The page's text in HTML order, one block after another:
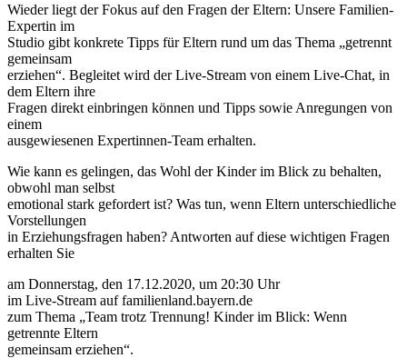
Wieder liegt der Fokus auf den Fragen der Eltern: Unsere Familien-
Expertin im
Studio gibt konkrete Tipps für Eltern rund um das Thema „getrennt
gemeinsam
erziehen“. Begleitet wird der Live-Stream von einem Live-Chat, in
dem Eltern ihre
Fragen direkt einbringen können und Tipps sowie Anregungen von
einem
ausgewiesenen Expertinnen-Team erhalten.
Wie kann es gelingen, das Wohl der Kinder im Blick zu behalten,
obwohl man selbst
emotional stark gefordert ist? Was tun, wenn Eltern unterschiedliche
Vorstellungen
in Erziehungsfragen haben? Antworten auf diese wichtigen Fragen
erhalten Sie
am Donnerstag, den 17.12.2020, um 20:30 Uhr
im Live-Stream auf familienland.bayern.de
zum Thema „Team trotz Trennung! Kinder im Blick: Wenn
getrennte Eltern
gemeinsam erziehen“.